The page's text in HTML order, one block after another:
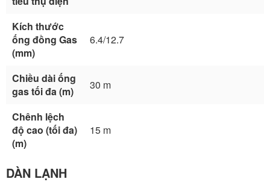
Kích thước
ống đồng Gas
(mm)
6.4/12.7
Chiều dài ống
gas tối đa (m)
30 m
Chênh lệch
độ cao (tối đa)
(m)
15 m
DÀN LẠNH